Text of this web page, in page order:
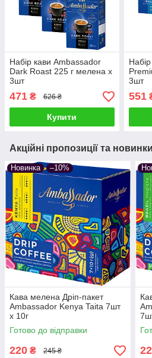
Набір кави Ambassador
Dark Roast 225 г мелена х
3шт
471 ₴ 626 ₴
Купити
3шт
551
Акційні пропозиції та новинки
Новинка –10%
Кава мелена Дріп-пакет
Ambassador Kenya Taita 7шт
х 10г
Готово до відправки
220 ₴ 245 ₴